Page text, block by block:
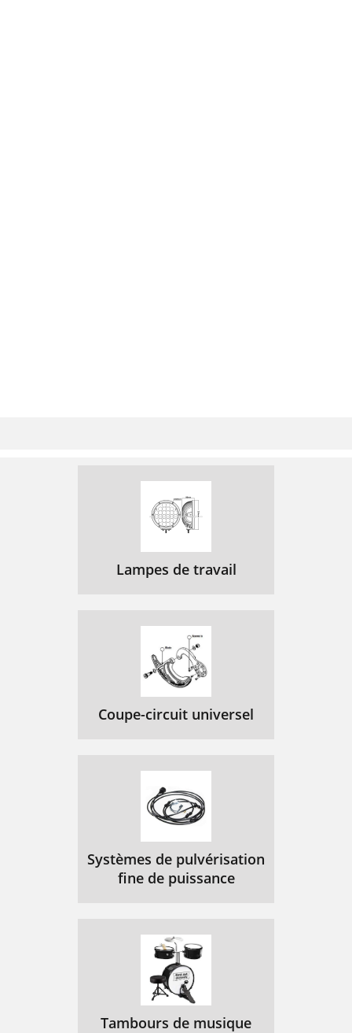
Lampes de travail
Coupe-circuit universel
Systèmes de pulvérisation
fine de puissance
Tambours de musique